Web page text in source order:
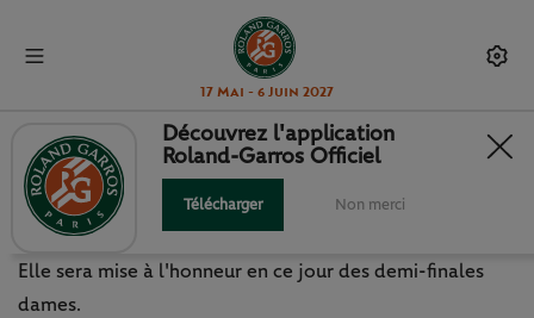
17 Mai - 6 Juin 2027
BILLIE JEAN QUEEN
Il y a 50 ans, Billie Jean King remportait Roland-Garros.
Elle sera mise à l'honneur en ce jour des demi-finales
dames.
Découvrez l'application
Roland-Garros Officiel
Télécharger Non merci